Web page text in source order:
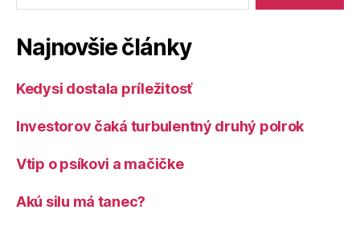
Najnovšie články
Kedysi dostala príležitosť
Investorov čaká turbulentný druhý polrok
Vtip o psíkovi a mačičke
Akú silu má tanec?